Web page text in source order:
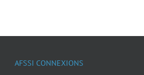
AFSSI CONNEXIONS